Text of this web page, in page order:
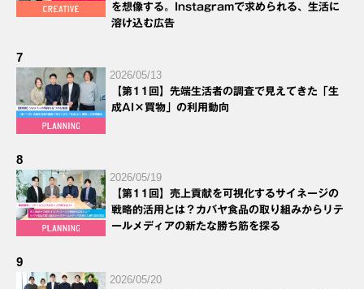
を想像する。Instagramで求められる、生活に
溶け込む広告
7
2026/05/13
【第11回】先端生活者の調査で見えてきた「生
成AI×買物」の利用動向
8
2026/05/19
【第11回】売上貢献を可視化するサイネージの
戦略的活用とは？カバヤ食品の取り組みからリテ
ールメディアの新たな勝ち筋を探る
9
2026/05/20